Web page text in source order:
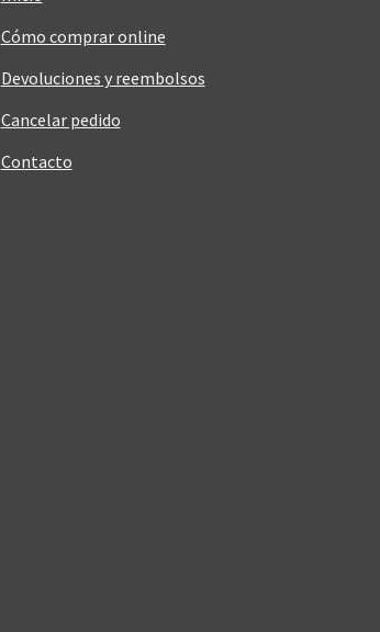
Cómo comprar online
Devoluciones y reembolsos
Cancelar pedido
Contacto